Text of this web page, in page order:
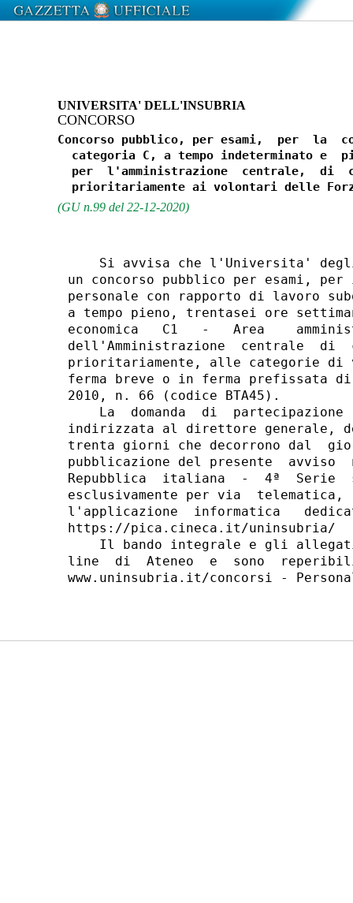
UNIVERSITA' DELL'INSUBRIA
CONCORSO
Concorso pubblico, per esami,  per  la
categoria C, a tempo indeterminato e
per  l'amministrazione  centrale,  di
(GU n.99 del 22-12-2020)
Si avvisa che l'Universita'
un concorso pubblico per esami,
personale con rapporto di lavoro
a tempo pieno, trentasei ore
economica   C1   -   Area
dell'Amministrazione  centrale
prioritariamente, alle categorie di
ferma breve o in ferma prefissata
2010, n. 66 (codice BTA45).
La  domanda  di  partecipazione
indirizzata al direttore generale,
trenta giorni che decorrono dal
pubblicazione del presente
Repubblica  italiana  -  4ª  Serie
esclusivamente per via
l'applicazione  informatica
https://pica.cineca.it/uninsubria/
Il bando integrale e gli
line  di  Ateneo  e  sono
www.uninsubria.it/concorsi -